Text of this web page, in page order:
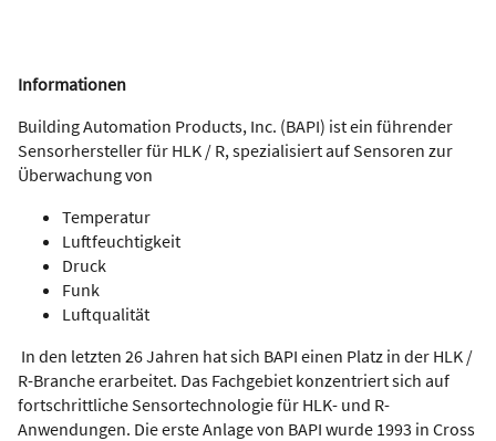
Informationen
Building Automation Products, Inc. (BAPI) ist ein führender
Sensorhersteller für HLK / R, spezialisiert auf Sensoren zur
Überwachung von
Temperatur
Luftfeuchtigkeit
Druck
Funk
Luftqualität
In den letzten 26 Jahren hat sich BAPI einen Platz in der HLK /
R-Branche erarbeitet. Das Fachgebiet konzentriert sich auf
fortschrittliche Sensortechnologie für HLK- und R-
Anwendungen. Die erste Anlage von BAPI wurde 1993 in Cross